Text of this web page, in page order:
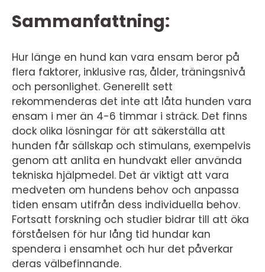
Sammanfattning:
Hur länge en hund kan vara ensam beror på
flera faktorer, inklusive ras, ålder, träningsnivå
och personlighet. Generellt sett
rekommenderas det inte att låta hunden vara
ensam i mer än 4-6 timmar i sträck. Det finns
dock olika lösningar för att säkerställa att
hunden får sällskap och stimulans, exempelvis
genom att anlita en hundvakt eller använda
tekniska hjälpmedel. Det är viktigt att vara
medveten om hundens behov och anpassa
tiden ensam utifrån dess individuella behov.
Fortsatt forskning och studier bidrar till att öka
förståelsen för hur lång tid hundar kan
spendera i ensamhet och hur det påverkar
deras välbefinnande.